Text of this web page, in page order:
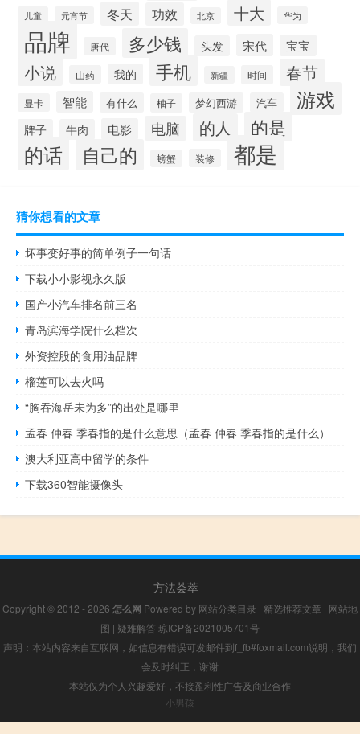
儿童 元宵节 冬天 功效 北京 十大 华为
品牌 唐代 多少钱 头发 宋代 宝宝
小说 山药 我的 手机 新疆 时间 春节
显卡 智能 有什么 柚子 梦幻西游 汽车 游戏
牌子 牛肉 电影 电脑 的人 的是
的话 自己的 螃蟹 装修 都是
猜你想看的文章
坏事变好事的简单例子一句话
下载小小影视永久版
国产小汽车排名前三名
青岛滨海学院什么档次
外资控股的食用油品牌
榴莲可以去火吗
“胸吞海岳未为多”的出处是哪里
孟春 仲春 季春指的是什么意思（孟春 仲春 季春指的是什么）
澳大利亚高中留学的条件
下载360智能摄像头
方法荟萃
Copyright © 2012 - 2026 怎么网 Powered by 网站分类目录 | 精选推荐文章 | 网站地
图 | 疑难解答 琼ICP备2021005701号
声明：本站内容来自互联网，如信息有错误可发邮件到f_fb#foxmail.com说明，我们
会及时纠正，谢谢
本站仅为个人兴趣爱好，不接盈利性广告及商业合作
小男孩